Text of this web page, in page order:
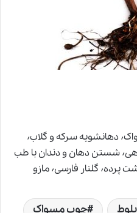
پوست انار٬ جفت بلوط٬ چوب مسواک٬ دهانشویه سرکه و گلاب٬
دهانشویه طبیعی٬ دهانشویه گیاهی٬ شستن دهان و دندان با طب
چوب مسواک